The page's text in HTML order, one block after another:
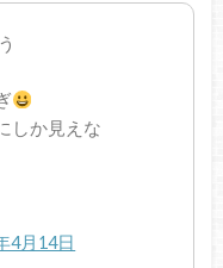
しか見えな
4月14日